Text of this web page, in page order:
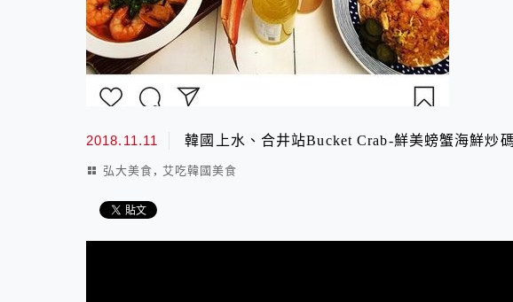
2018.11.11 韓國上水、合井站Bucket Crab-鮮美螃蟹海鮮
弘大美食 , 艾吃韓國美食